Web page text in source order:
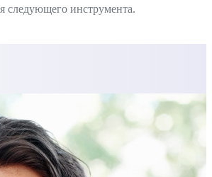
следующего инструмента.